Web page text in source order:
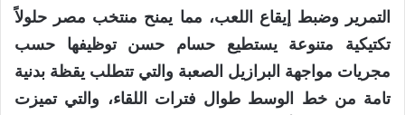
التمرير وضبط إيقاع اللعب، مما يمنح منتخب مصر حلولاً
تكتيكية متنوعة يستطيع حسام حسن توظيفها حسب
مجريات مواجهة البرازيل الصعبة والتي تتطلب يقظة بدنية
تامة من خط الوسط طوال فترات اللقاء، والتي تميزت